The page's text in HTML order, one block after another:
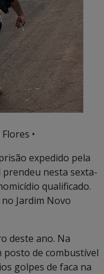
•
expedido pela
prendeu nesta sexta-
qualificado.
Jardim Novo
deste ano. Na
posto de combustível
golpes de faca na